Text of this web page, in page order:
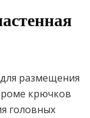
размещения
крючков
головных